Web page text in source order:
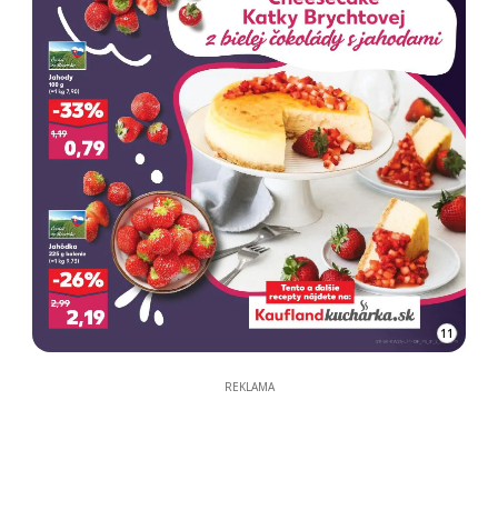
11
REKLAMA